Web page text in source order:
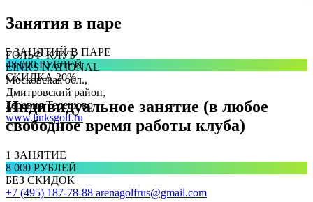
ГОЛЬФ-КЛУБ
LINKS NATIONAL
Московская обл.,
Дмитровский район,
деревня Телешово
www.linksgolf.ru
Занятия в паре
5 ЗАНЯТИЙ В ПАРЕ
48 000 РУБЛЕЙ
СКИДКА 20%
Индивидуальное занятие (в любое
свободное время работы клуба)
1 ЗАНЯТИЕ
8 000 РУБЛЕЙ
БЕЗ СКИДОК
+7 (495) 187-78-88 arenagolfrus@gmail.com